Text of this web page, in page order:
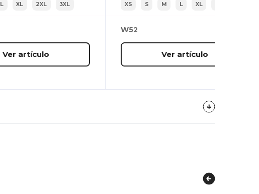
L XL 2XL 3XL
Ver artículo
XS S M L XL
W52
Ver artículo